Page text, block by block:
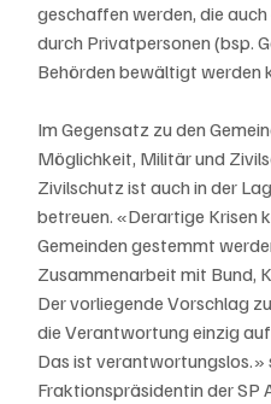
geschaffen werden, die
durch Privatpersonen (bsp.
Behörden bewältigt werden
Im Gegensatz zu den
Möglichkeit, Militär und
Zivilschutz ist auch in der
betreuen. «Derartige Krisen
Gemeinden gestemmt
Zusammenarbeit mit Bund,
Der vorliegende Vorschlag
die Verantwortung einzig
Das ist verantwortungslos.»
Fraktionspräsidentin der SP